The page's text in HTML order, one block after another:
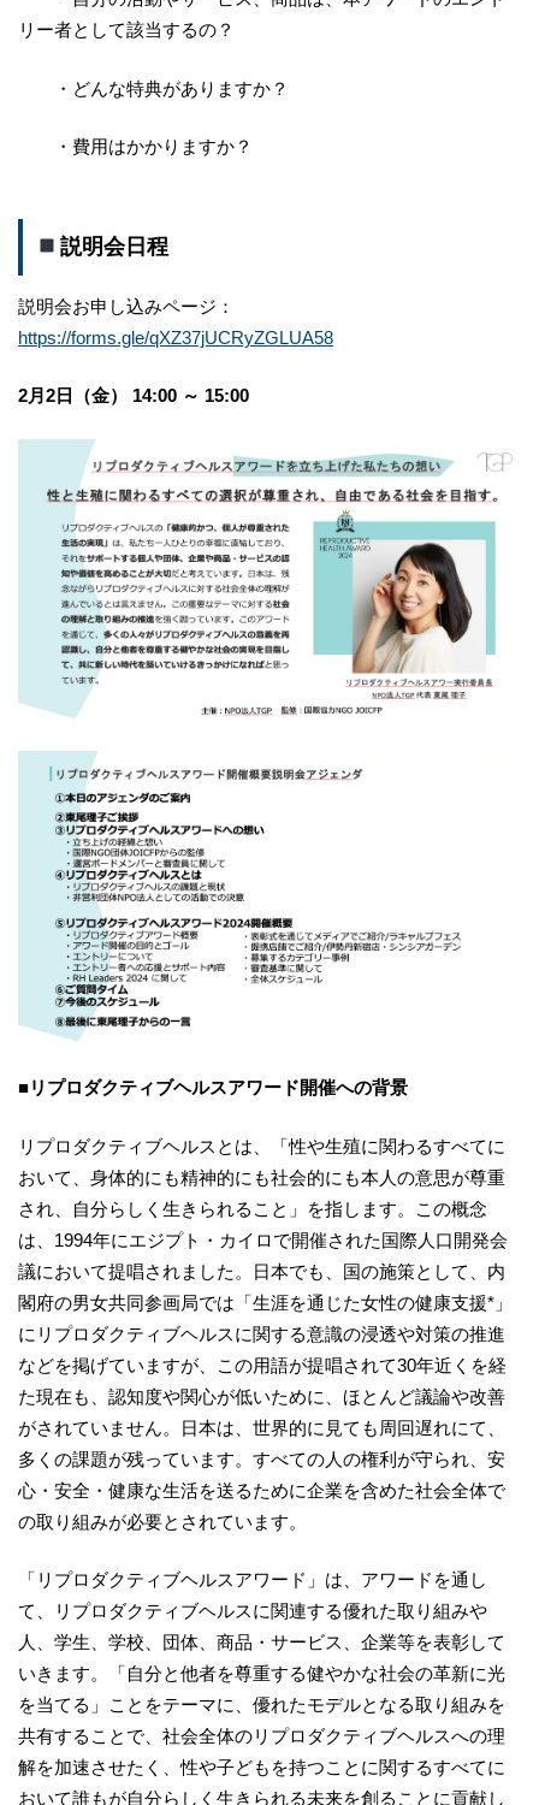
リー者として該当するの？
・どんな特典がありますか？
・費用はかかりますか？
説明会日程
説明会お申し込みページ：
https://forms.gle/qXZ37jUCRyZGLUA58
2月2日（金） 14:00 ～ 15:00
■リプロダクティブヘルスアワード開催への背景
リプロダクティブヘルスとは、「性や生殖に関わるすべてに
おいて、⾝体的にも精神的にも社会的にも本⼈の意思が尊重
され、⾃分らしく⽣きられること」を指します。この概念
は、1994年にエジプト・カイロで開催された国際⼈⼝開発会
議において提唱されました。日本でも、国の施策として、内
閣府の男女共同参画局では「生涯を通じた女性の健康支援*」
にリプロダクティブヘルスに関する意識の浸透や対策の推進
などを掲げていますが、この⽤語が提唱されて30年近くを経
た現在も、認知度や関⼼が低いために、ほとんど議論や改善
がされていません。日本は、世界的に見ても周回遅れにて、
多くの課題が残っています。すべての⼈の権利が守られ、安
⼼・安全・健康な⽣活を送るために企業を含めた社会全体で
の取り組みが必要とされています。
「リプロダクティブヘルスアワード」は、アワードを通し
て、リプロダクティブヘルスに関連する優れた取り組みや
⼈、学⽣、学校、団体、商品・サービス、企業等を表彰して
いきます。「⾃分と他者を尊重する健やかな社会の⾰新に光
を当てる」ことをテーマに、優れたモデルとなる取り組みを
共有することで、社会全体のリプロダクティブヘルスへの理
解を加速させたく、性や子どもを持つことに関するすべてに
おいて誰もが自分らしく生きられる未来を創ることに貢献し